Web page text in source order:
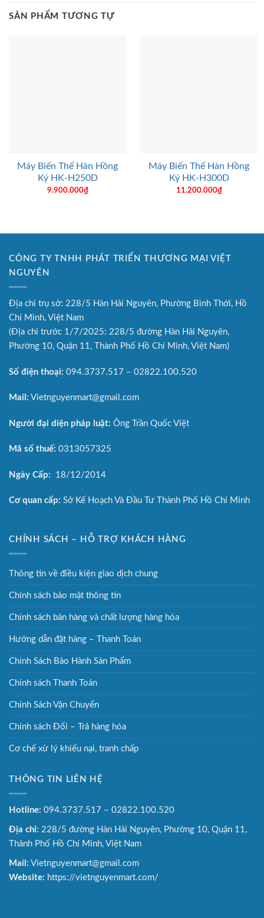
SẢN PHẨM TƯƠNG TỰ
Máy Biến Thế Hàn Hồng
Ký HK-H250D
9.900.000₫
Máy Biến Thế Hàn Hồng
Ký HK-H300D
11.200.000₫
CÔNG TY TNHH PHÁT TRIỂN THƯƠNG MẠI VIỆT
NGUYÊN
Địa chỉ trụ sở: 228/5 Hàn Hải Nguyên, Phường Bình Thới, Hồ
Chí Minh, Việt Nam
(Địa chỉ trước 1/7/2025: 228/5 đường Hàn Hải Nguyên,
Phường 10, Quận 11, Thành Phố Hồ Chí Minh, Việt Nam)
Số điện thoại: 094.3737.517 – 02822.100.520
Mail: Vietnguyenmart@gmail.com
Người đại diện pháp luật: Ông Trần Quốc Việt
Mã số thuế: 0313057325
Ngày Cấp: 18/12/2014
Cơ quan cấp: Sở Kế Hoạch Và Đầu Tư Thành Phố Hồ Chí Minh
CHÍNH SÁCH – HỖ TRỢ KHÁCH HÀNG
Thông tin về điều kiện giao dịch chung
Chính sách bảo mật thông tin
Chính sách bán hàng và chất lượng hàng hóa
Hướng dẫn đặt hàng – Thanh Toán
Chính Sách Bảo Hành Sản Phẩm
Chính sách Thanh Toán
Chính Sách Vận Chuyển
Chính sách Đổi – Trả hàng hóa
Cơ chế xử lý khiếu nại, tranh chấp
THÔNG TIN LIÊN HỆ
Hotline: 094.3737.517 – 02822.100.520
Địa chỉ: 228/5 đường Hàn Hải Nguyên, Phường 10, Quận 11,
Thành Phố Hồ Chí Minh, Việt Nam
Mail: Vietnguyenmart@gmail.com
Website: https://vietnguyenmart.com/